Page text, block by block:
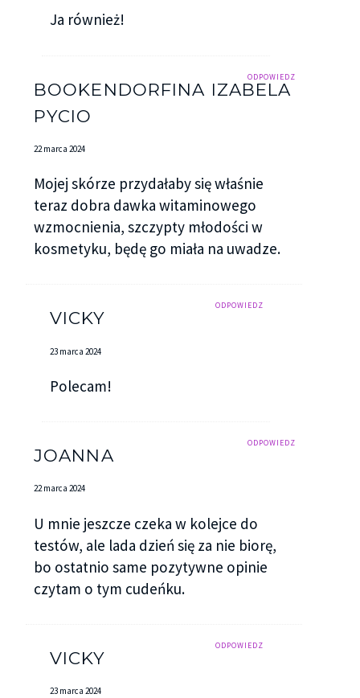
Ja również!
ODPOWIEDZ
BOOKENDORFINA IZABELA
PYCIO
22 marca 2024
Mojej skórze przydałaby się właśnie
teraz dobra dawka witaminowego
wzmocnienia, szczypty młodości w
kosmetyku, będę go miała na uwadze.
ODPOWIEDZ
VICKY
23 marca 2024
Polecam!
ODPOWIEDZ
JOANNA
22 marca 2024
U mnie jeszcze czeka w kolejce do
testów, ale lada dzień się za nie biorę,
bo ostatnio same pozytywne opinie
czytam o tym cudeńku.
ODPOWIEDZ
VICKY
23 marca 2024